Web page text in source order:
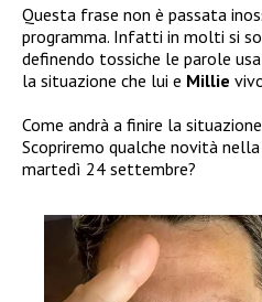
Questa frase non è passata
programma. Infatti in molti si
definendo tossiche le parole
la situazione che lui e Millie
Come andrà a finire la
Scopriremo qualche novità
martedì 24 settembre?